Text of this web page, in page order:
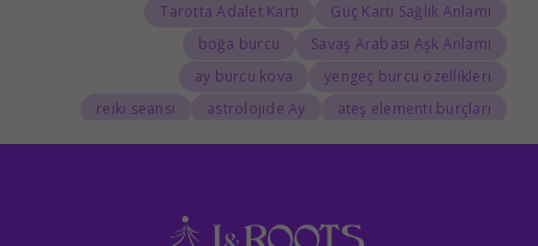
Güç Kartı Sağlık Anlamı
Tarotta Adalet Kartı
Savaş Arabası Aşk Anlamı
boğa burcu
yengeç burcu özellikleri
ay burcu kova
ateş elementi burçları
astrolojide Ay
reiki seansı
astrolog
Doğum Haritasında Mars
Tarolog
777 Görmek
888 Manevi Anlamı